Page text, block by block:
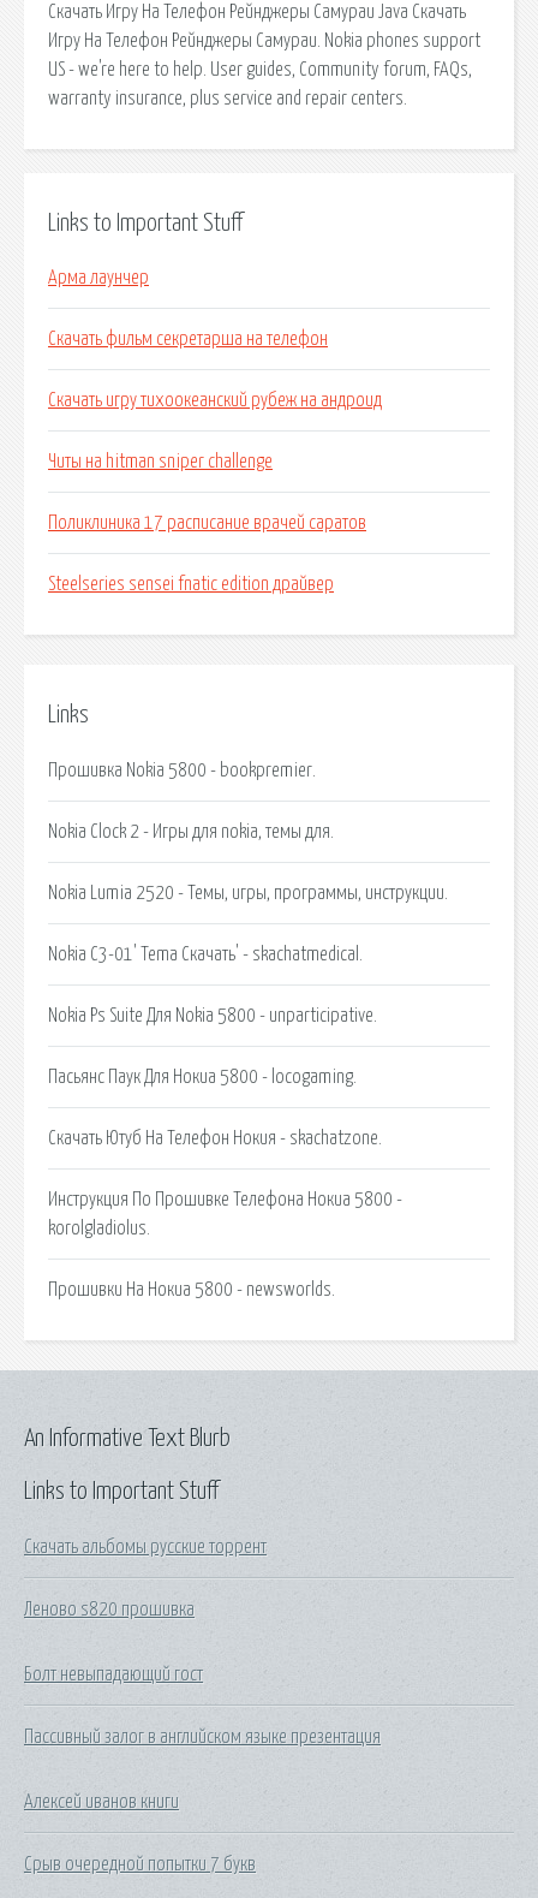
Скачать Игру На Телефон Рейнджеры Самураи Java Скачать
Игру На Телефон Рейнджеры Самураи. Nokia phones support
US - we're here to help. User guides, Community forum, FAQs,
warranty insurance, plus service and repair centers.
Links to Important Stuff
Арма лаунчер
Скачать фильм секретарша на телефон
Скачать игру тихоокеанский рубеж на андроид
Читы на hitman sniper challenge
Поликлиника 17 расписание врачей саратов
Steelseries sensei fnatic edition драйвер
Links
Прошивка Nokia 5800 - bookpremier.
Nokia Clock 2 - Игры для nokia, темы для.
Nokia Lumia 2520 - Темы, игры, программы, инструкции.
Nokia C3-01' Tema Скачать' - skachatmedical.
Nokia Ps Suite Для Nokia 5800 - unparticipative.
Пасьянс Паук Для Нокиа 5800 - locogaming.
Скачать Ютуб На Телефон Нокия - skachatzone.
Инструкция По Прошивке Телефона Нокиа 5800 -
korolgladiolus.
Прошивки На Нокиа 5800 - newsworlds.
Links to Important Stuff
Скачать альбомы русские торрент
Леново s820 прошивка
Болт невыпадающий гост
Пассивный залог в английском языке презентация
Алексей иванов книги
Срыв очередной попытки 7 букв
An Informative Text Blurb